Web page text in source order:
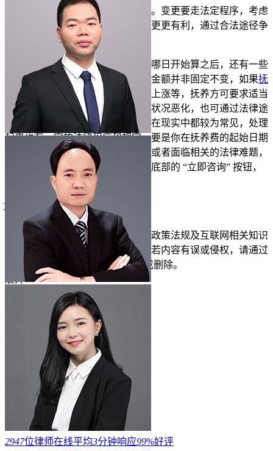
法律允许变更，是为孩子成长。变更要走法定程序，考虑
孩子利益。建议收集证据
，证明变更更有利，通过合法途径争
在了解离婚办妥后抚养费该从哪日开始算之后，还有一些
相关问题值得关注。比如抚养费的金额并非固定不变，如果抚
养孩子
的实际花费增加、物价水平上涨等，抚养方可要求适当
提高抚养费。另外，若支付方经济状况恶化，也可通过法律途
径申请适当降低抚养费。这些情况在现实中都较为常见，处理
起来也有一定的法律程序和规定。要是你在抚养费的起始日期
计算、金额调整等方面还有疑问，或者面临相关的法律难题，
别让困惑困扰自己，赶紧点击网页底部的 “立即咨询” 按钮，
专业法律人员会帮您解答。
立即免费测试仅需1分钟
投诉/举报
免责声明：以上内容由律图网结合政策法规及互联网相关知识
整合，不代表平台的观点和立场。若内容有误或侵权，请通过
右侧【投诉/举报】联系我们更正或删除。
2947位律师在线平均3分钟响应99%好评